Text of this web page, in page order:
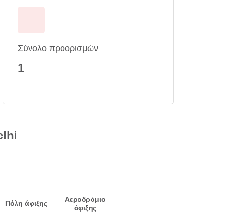
Σύνολο προορισμών
1
Πόλη άφιξης
Αεροδρόμιο
άφιξης